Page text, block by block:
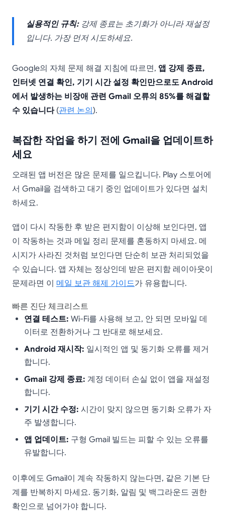
실용적인 규칙:강제 종료는 초기화가 아니라 재설정
입니다. 가장 먼저 시도하세요.
Google의 자체 문제 해결 지침에 따르면, 앱 강제 종료,
인터넷 연결 확인, 기기 시간 설정 확인만으로도 Android
에서 발생하는 비장애 관련 Gmail 오류의 85%를 해결할
수 있습니다(관련 논의 ).
복잡한 작업을 하기 전에 Gmail을 업데이트하
세요
오래된 앱 버전은 많은 문제를 일으킵니다. Play 스토어에
서 Gmail을 검색하고 대기 중인 업데이트가 있다면 설치
하세요.
앱이 다시 작동한 후 받은 편지함이 이상해 보인다면, 앱
이 작동하는 것과 메일 정리 문제를 혼동하지 마세요. 메
시지가 사라진 것처럼 보인다면 단순히 보관 처리되었을
수 있습니다. 앱 자체는 정상인데 받은 편지함 레이아웃이
문제라면 이 메일 보관 해제 가이드가 유용합니다.
빠른 진단 체크리스트
연결 테스트: Wi-Fi를 사용해 보고, 안 되면 모바일 데
이터로 전환하거나 그 반대로 해보세요.
Android 재시작: 일시적인 앱 및 동기화 오류를 제거
합니다.
Gmail 강제 종료: 계정 데이터 손실 없이 앱을 재설정
합니다.
기기 시간 수정: 시간이 맞지 않으면 동기화 오류가 자
주 발생합니다.
앱 업데이트: 구형 Gmail 빌드는 피할 수 있는 오류를
유발합니다.
이후에도 Gmail이 계속 작동하지 않는다면, 같은 기본 단
계를 반복하지 마세요. 동기화, 알림 및 백그라운드 권한
확인으로 넘어가야 합니다.